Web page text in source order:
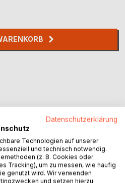
Datenschutzerklärung
Technologien auf unserer
und technisch notwendig.
(z. B. Cookies oder
Tracking), um zu messen, wie häufig
genutzt wird. Wir verwenden
und setzen hierzu